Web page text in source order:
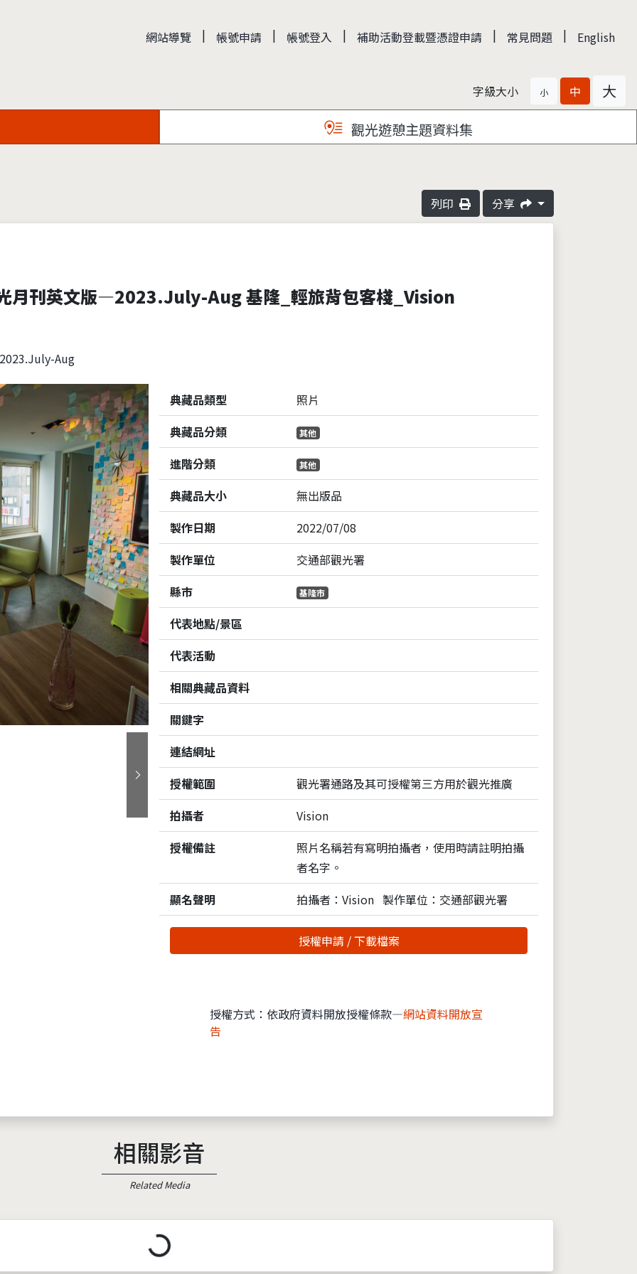
網站導覽 | 帳號申請 | 帳號登入 | 補助活動登載暨憑證申請 | 常見問題 | English
字級大小 小 中 大
觀光遊憩主題資料集
列印 分享
月刊英文版—2023.July-Aug 基隆_輕旅背包客棧_Vision
Aug
下一張
典藏品類型
照片
典藏品分類
其他
進階分類 其他
典藏品大小
無出版品
製作日期
2022/07/08
製作單位
交通部觀光署
縣市
基隆市
代表地點/景區
代表活動
相關典藏品資料
關鍵字
連結網址
授權範圍
觀光署通路及其可授權第三方用於觀光推廣
拍攝者
Vision
授權備註
照片名稱若有寫明拍攝者，使用時請註明拍攝
者名字。
顯名聲明
拍攝者：Vision 製作單位：交通部觀光署
授權申請 / 下載檔案
授權方式：依政府資料開放授權條款—網站資料開放宣
告
相關影音
Related Media
載入中...